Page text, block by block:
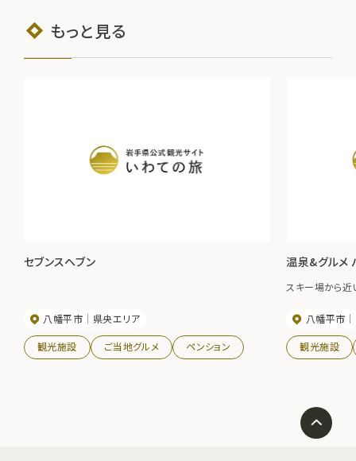
もっと見る
セブンスヘブン
八幡平市 県央エリア
観光施設 ご当地グルメ ペンション
温泉&グルメ
スキー場から近
八幡平市
観光施設